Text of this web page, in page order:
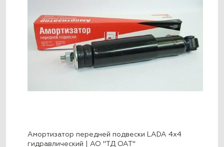
Амортизатор передней подвески LADA 4x4
гидравлический | АО "ТД ОАТ"